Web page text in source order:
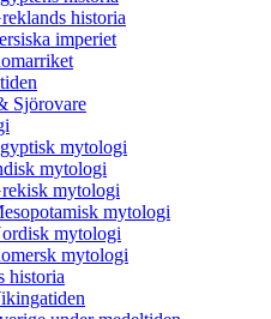
historia
imperiet
Sjörovare
mytologi
mytologi
mytologi
mytologi
mytologi
mytologi
historia